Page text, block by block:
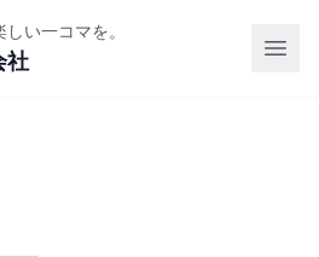
い一コマを。
社